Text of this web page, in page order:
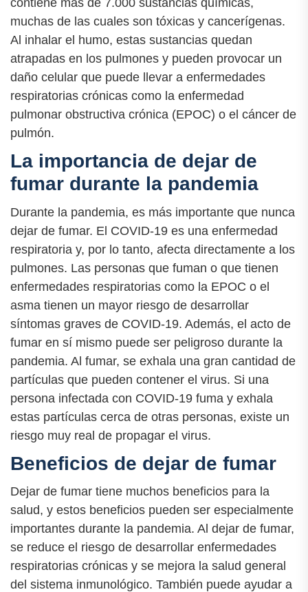
contiene más de 7.000 sustancias químicas,
muchas de las cuales son tóxicas y cancerígenas.
Al inhalar el humo, estas sustancias quedan
atrapadas en los pulmones y pueden provocar un
daño celular que puede llevar a enfermedades
respiratorias crónicas como la enfermedad
pulmonar obstructiva crónica (EPOC) o el cáncer de
pulmón.
La importancia de dejar de
fumar durante la pandemia
Durante la pandemia, es más importante que nunca
dejar de fumar. El COVID-19 es una enfermedad
respiratoria y, por lo tanto, afecta directamente a los
pulmones. Las personas que fuman o que tienen
enfermedades respiratorias como la EPOC o el
asma tienen un mayor riesgo de desarrollar
síntomas graves de COVID-19. Además, el acto de
fumar en sí mismo puede ser peligroso durante la
pandemia. Al fumar, se exhala una gran cantidad de
partículas que pueden contener el virus. Si una
persona infectada con COVID-19 fuma y exhala
estas partículas cerca de otras personas, existe un
riesgo muy real de propagar el virus.
Beneficios de dejar de fumar
Dejar de fumar tiene muchos beneficios para la
salud, y estos beneficios pueden ser especialmente
importantes durante la pandemia. Al dejar de fumar,
se reduce el riesgo de desarrollar enfermedades
respiratorias crónicas y se mejora la salud general
del sistema inmunológico. También puede ayudar a